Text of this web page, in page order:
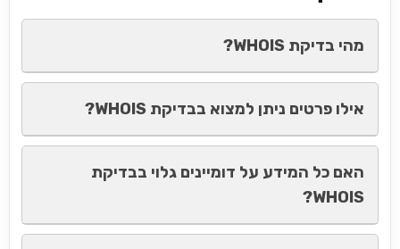
מהי בדיקת WHOIS?
אילו פרטים ניתן למצוא בבדיקת WHOIS?
האם כל המידע על דומיינים גלוי בבדיקת
WHOIS?